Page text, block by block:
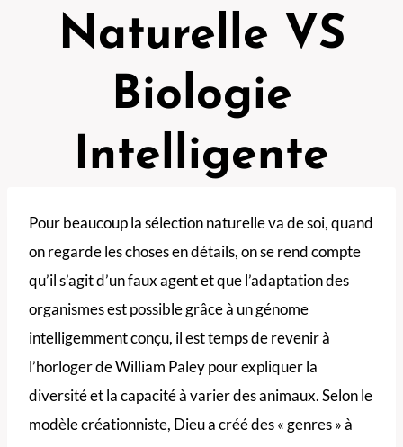
Naturelle VS
Biologie
Intelligente
Pour beaucoup la sélection naturelle va de soi, quand
on regarde les choses en détails, on se rend compte
qu’il s’agit d’un faux agent et que l’adaptation des
organismes est possible grâce à un génome
intelligemment conçu, il est temps de revenir à
l’horloger de William Paley pour expliquer la
diversité et la capacité à varier des animaux. Selon le
modèle créationniste, Dieu a créé des « genres » à